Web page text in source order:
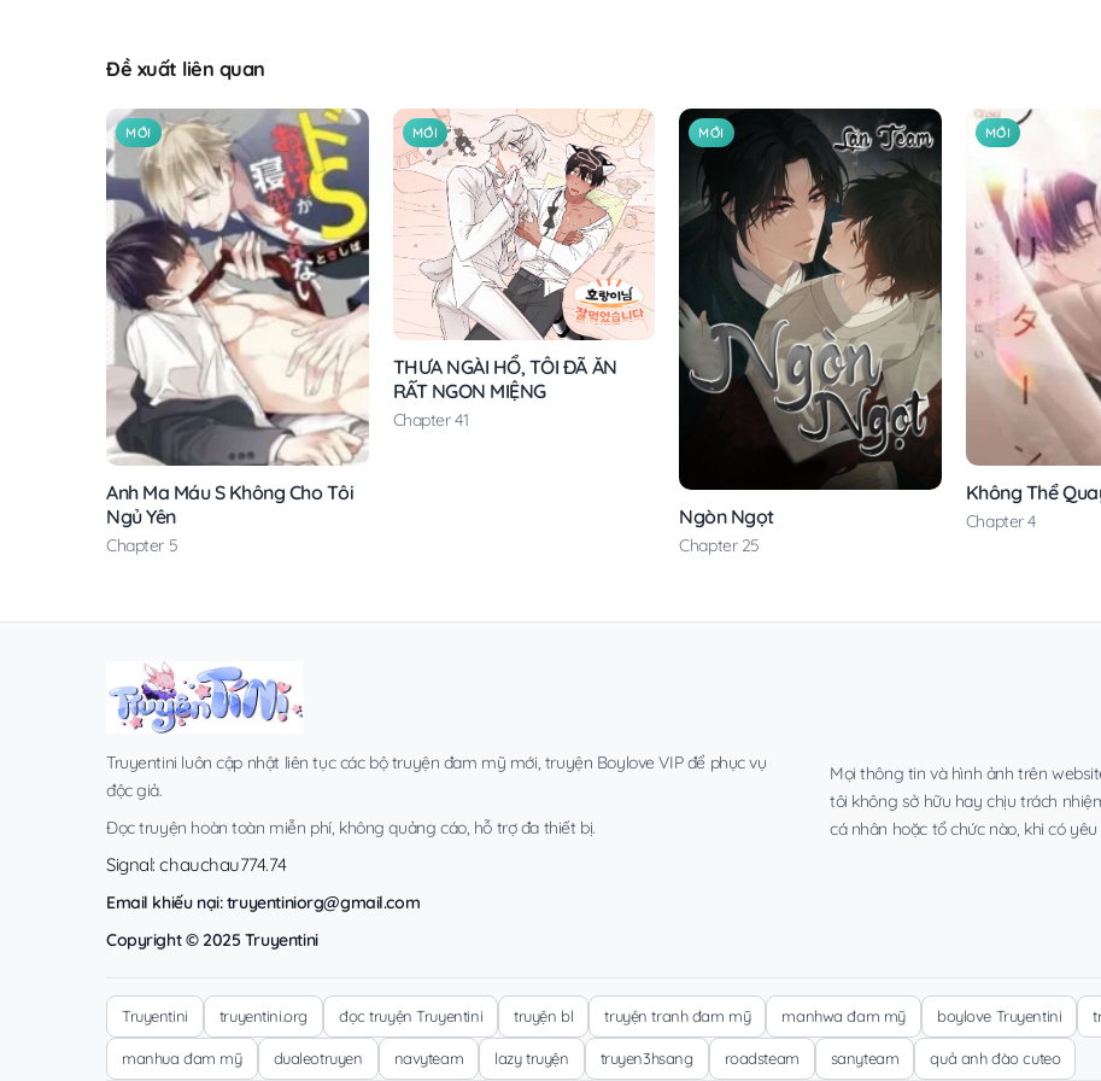
Đề xuất liên quan
MỚI
Anh Ma Máu S Không Cho Tôi
Ngủ Yên
Chapter 5
MỚI
THƯA NGÀI HỔ, TÔI ĐÃ ĂN
RẤT NGON MIỆNG
Chapter 41
MỚI
Ngòn Ngọt
Chapter 25
MỚI
Không Thể
Chapter 4
Truyentini luôn cập nhật liên tục các bộ truyện đam mỹ mới, truyện Boylove VIP để phục vụ
độc giả.
Đọc truyện hoàn toàn miễn phí, không quảng cáo, hỗ trợ đa thiết bị.
Signal: chauchau774.74
Email khiếu nại:truyentiniorg@gmail.com
Copyright © 2025 Truyentini
Mọi thông tin và hình ảnh trên
tôi không sở hữu hay chịu trách
cá nhân hoặc tổ chức nào, khi có
Truyentini truyentini.org đọc truyện Truyentini truyện bl truyện tranh đam mỹ manhwa đam mỹ boylove Truyentini
manhua đam mỹ dualeotruyen navyteam lazy truyện truyen3hsang roadsteam sanyteam quả anh đào cuteo